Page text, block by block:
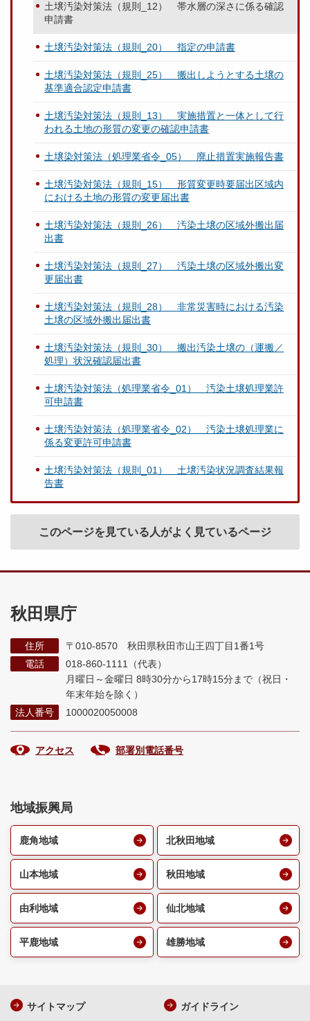
土壌汚染対策法（規則_12） 帯水層の深さに係る確認
申請書
土壌汚染対策法（規則_20） 指定の申請書
土壌汚染対策法（規則_25） 搬出しようとする土壌の
基準適合認定申請書
土壌汚染対策法（規則_13） 実施措置と一体として行
われる土地の形質の変更の確認申請書
土壌染対策法（処理業省令_05） 廃止措置実施報告書
土壌汚染対策法（規則_15） 形質変更時要届出区域内
における土地の形質の変更届出書
土壌汚染対策法（規則_26） 汚染土壌の区域外搬出届
出書
土壌汚染対策法（規則_27） 汚染土壌の区域外搬出変
更届出書
土壌汚染対策法（規則_28） 非常災害時における汚染
土壌の区域外搬出届出書
土壌汚染対策法（規則_30） 搬出汚染土壌の（運搬／
処理）状況確認届出書
土壌汚染対策法（処理業省令_01） 汚染土壌処理業許
可申請書
土壌汚染対策法（処理業省令_02） 汚染土壌処理業に
係る変更許可申請書
土壌汚染対策法（規則_01） 土壌汚染状況調査結果報
告書
このページを見ている人がよく見ているページ
秋田県庁
住所
〒010-8570 秋田県秋田市山王四丁目1番1号
電話
018-860-1111（代表）
月曜日～金曜日 8時30分から17時15分まで （祝日・
年末年始を除く）
法人番号
1000020050008
アクセス 部署別電話番号
地域振興局
鹿角地域 北秋田地域
山本地域 秋田地域
由利地域 仙北地域
平鹿地域 雄勝地域
サイトマップ ガイドライン